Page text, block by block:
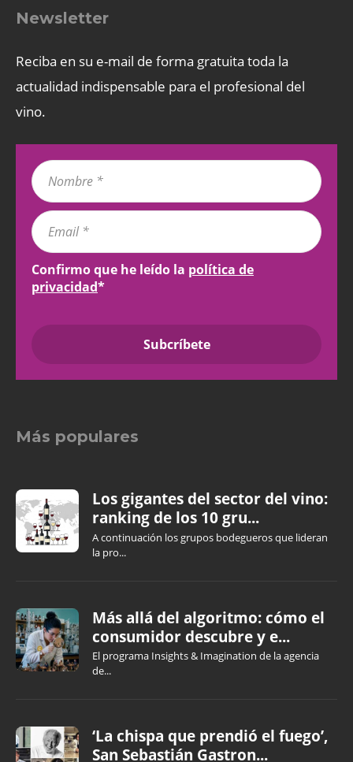
Newsletter
Reciba en su e-mail de forma gratuita toda la
actualidad indispensable para el profesional del
vino.
Confirmo que he leído la política de
privacidad*
Más populares
Los gigantes del sector del vino:
ranking de los 10 gru...
A continuación los grupos bodegueros que lideran
la pro...
Más allá del algoritmo: cómo el
consumidor descubre y e...
El programa Insights & Imagination de la agencia
de...
‘La chispa que prendió el fuego’,
San Sebastián Gastron...